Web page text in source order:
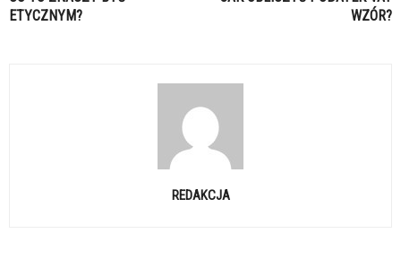
ETYCZNYM?
WZÓR?
REDAKCJA